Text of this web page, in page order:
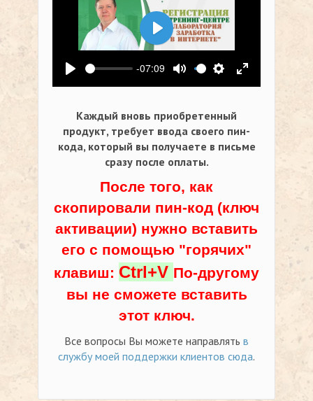
Воспроизвести
-07:09
Выключить звук
Настройки
На весь
Воспроизвести
Каждый вновь приобретенный
продукт, требует ввода своего пин-
кода, который вы получаете в письме
сразу после оплаты.
После того, как
скопировали пин-код (ключ
активации) нужно вставить
его с помощью "горячих"
клавиш: Ctrl+V По-другому
вы не сможете вставить
этот ключ.
Все вопросы Вы можете направлять в
службу моей поддержки клиентов сюда.